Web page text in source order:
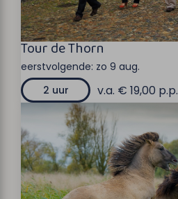
Tour de Thorn
eerstvolgende: zo 9 aug.
2 uur
v.a. € 19,00 p.p.